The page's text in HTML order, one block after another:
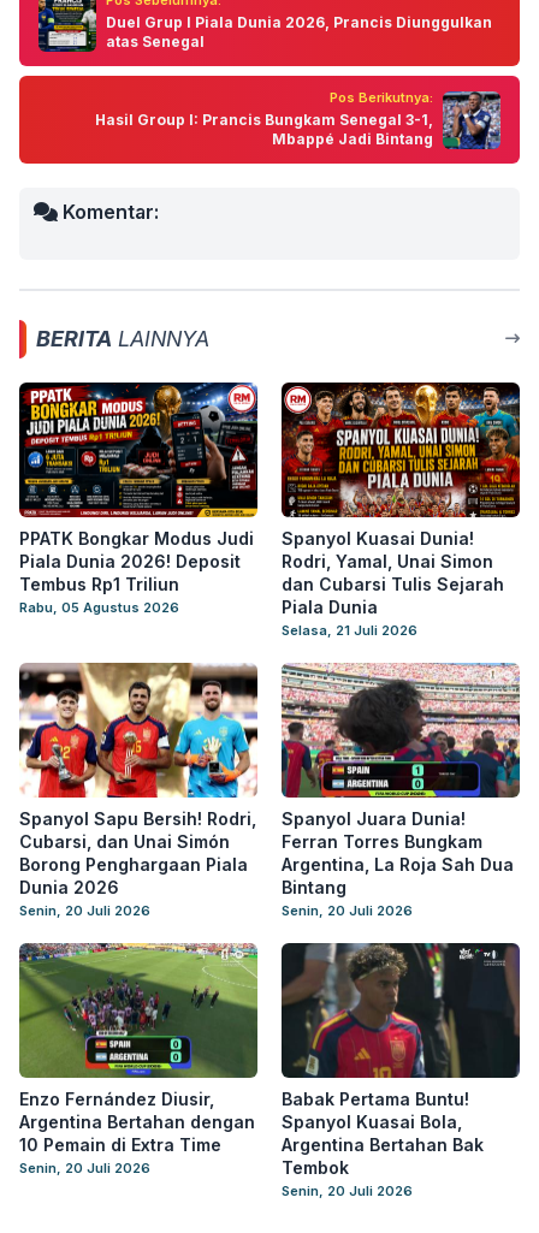
Duel Grup I Piala Dunia 2026, Prancis Diunggulkan
atas Senegal
Pos Berikutnya:
Hasil Group I: Prancis Bungkam Senegal 3-1,
Mbappé Jadi Bintang
Komentar:
BERITA LAINNYA
PPATK Bongkar Modus Judi
Piala Dunia 2026! Deposit
Tembus Rp1 Triliun
Rabu, 05 Agustus 2026
Spanyol Kuasai Dunia!
Rodri, Yamal, Unai Simon
dan Cubarsi Tulis Sejarah
Piala Dunia
Selasa, 21 Juli 2026
Spanyol Sapu Bersih! Rodri,
Cubarsi, dan Unai Simón
Borong Penghargaan Piala
Dunia 2026
Senin, 20 Juli 2026
Spanyol Juara Dunia!
Ferran Torres Bungkam
Argentina, La Roja Sah Dua
Bintang
Senin, 20 Juli 2026
Enzo Fernández Diusir,
Argentina Bertahan dengan
10 Pemain di Extra Time
Senin, 20 Juli 2026
Babak Pertama Buntu!
Spanyol Kuasai Bola,
Argentina Bertahan Bak
Tembok
Senin, 20 Juli 2026